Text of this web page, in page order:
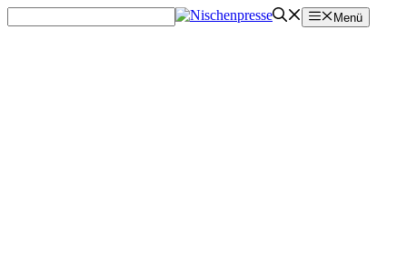
Inhalt
Menü